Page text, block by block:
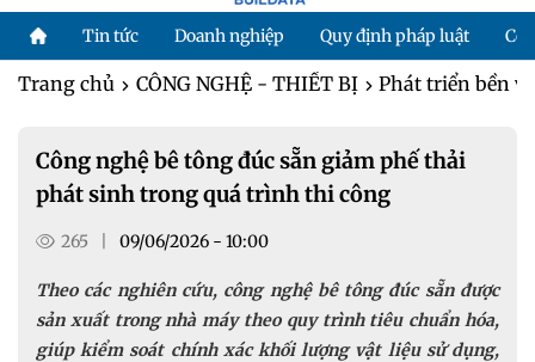
Tin tức Doanh nghiệp Quy định pháp luật
Trang chủ CÔNG NGHỆ - THIẾT BỊ Phát triển bền
Công nghệ bê tông đúc sẵn giảm phế thải
phát sinh trong quá trình thi công
265 09/06/2026 - 10:00
Theo các nghiên cứu, công nghệ bê tông đúc sẵn được
sản xuất trong nhà máy theo quy trình tiêu chuẩn hóa,
giúp kiểm soát chính xác khối lượng vật liệu sử dụng,